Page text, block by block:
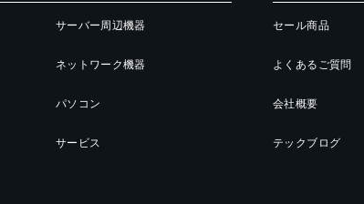
サーバー周辺機器
ネットワーク機器
パソコン
サービス
セール商品
よくあるご質問
会社概要
テックブログ